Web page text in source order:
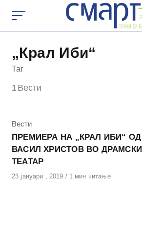
content
„Крал Иби“
Таг
1 Вести
КАтегорија
Вести
ПРЕМИЕРА НА „КРАЛ ИБИ“ ОД
ВАСИЛ ХРИСТОВ ВО ДРАМСКИ
ТЕАТАР
Објавено
23 јануари , 2019 1 мин читање